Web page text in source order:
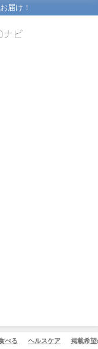
届け！
べる ヘルスケア 掲載希